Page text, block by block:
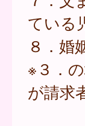
ている
８．婚
※３．
が請求